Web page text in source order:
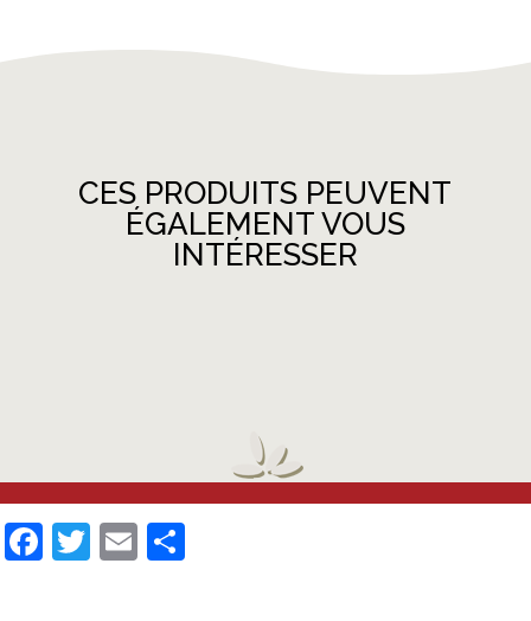
CES PRODUITS PEUVENT
ÉGALEMENT VOUS
INTÉRESSER
Facebook
Twitter
Email